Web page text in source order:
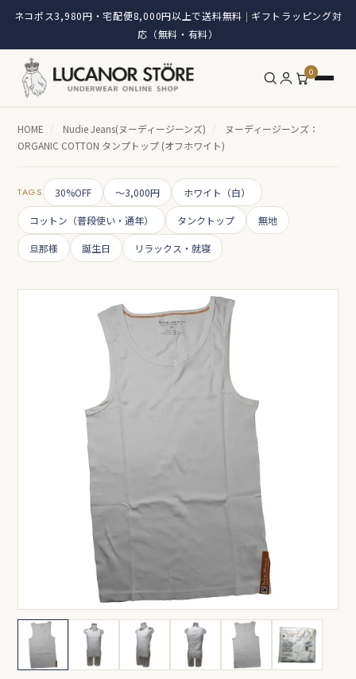
ネコポス3,980円・宅配便8,000円以上で送料無料 | ギフトラッピング対
応（無料・有料）
0
HOME / Nudie Jeans(ヌーディージーンズ) /
ヌーディージーンズ：
ORGANIC COTTON タンプトップ (オフホワイト)
TAGS 30%OFF ～3,000円 ホワイト（白）
コットン（普段使い・通年） タンクトップ 無地
旦那様 誕生日 リラックス・就寝